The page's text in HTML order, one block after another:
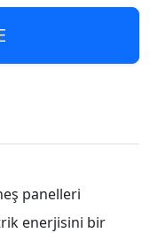
panelleri
enerjisini bir